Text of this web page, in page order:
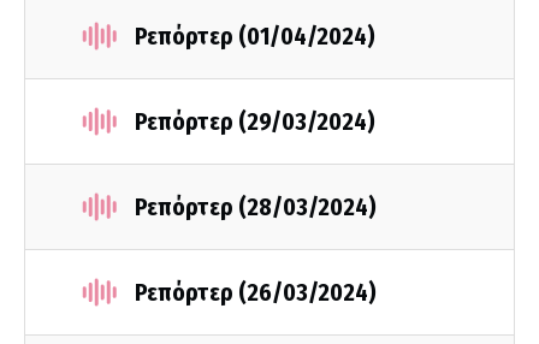
Ρεπόρτερ (01/04/2024)
Ρεπόρτερ (29/03/2024)
Ρεπόρτερ (28/03/2024)
Ρεπόρτερ (26/03/2024)